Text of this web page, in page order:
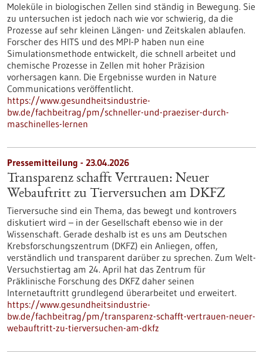
Moleküle in biologischen Zellen sind ständig in Bewegung. Sie
zu untersuchen ist jedoch nach wie vor schwierig, da die
Prozesse auf sehr kleinen Längen- und Zeitskalen ablaufen.
Forscher des HITS und des MPI-P haben nun eine
Simulationsmethode entwickelt, die schnell arbeitet und
chemische Prozesse in Zellen mit hoher Präzision
vorhersagen kann. Die Ergebnisse wurden in Nature
Communications veröffentlicht.
https://www.gesundheitsindustrie-
bw.de/fachbeitrag/pm/schneller-und-praeziser-durch-
maschinelles-lernen
Pressemitteilung - 23.04.2026
Transparenz schafft Vertrauen: Neuer
Webauftritt zu Tierversuchen am DKFZ
Tierversuche sind ein Thema, das bewegt und kontrovers
diskutiert wird – in der Gesellschaft ebenso wie in der
Wissenschaft. Gerade deshalb ist es uns am Deutschen
Krebsforschungszentrum (DKFZ) ein Anliegen, offen,
verständlich und transparent darüber zu sprechen. Zum Welt-
Versuchstiertag am 24. April hat das Zentrum für
Präklinische Forschung des DKFZ daher seinen
Internetauftritt grundlegend überarbeitet und erweitert.
https://www.gesundheitsindustrie-
bw.de/fachbeitrag/pm/transparenz-schafft-vertrauen-neuer-
webauftritt-zu-tierversuchen-am-dkfz